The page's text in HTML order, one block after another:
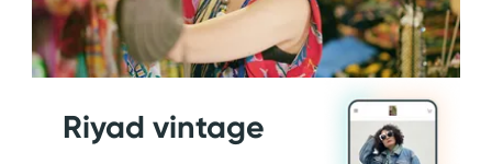
Riyad vintage